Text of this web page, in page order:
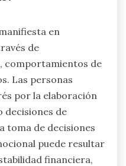
en
de
comportamientos de
Las personas
por la elaboración
decisiones de
toma de decisiones
puede resultar
financiera,